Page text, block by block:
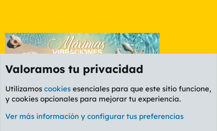
Etiquetas
Cookies
PL OLDSTYLE AMARILLO
Valoramos tu privacidad
Utilizamos cookies esenciales para que este sitio funcione,
y cookies opcionales para mejorar tu experiencia.
Ver más información y configurar tus preferencias